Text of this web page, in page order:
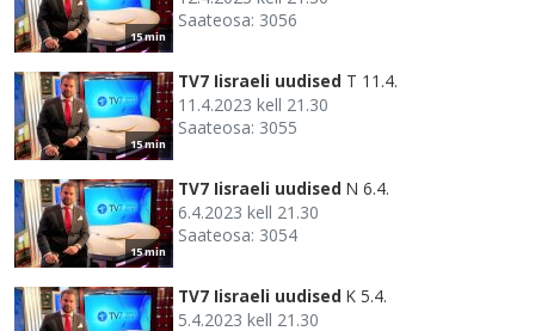
15 min
Saateosa: 3056
15 min
TV7 Iisraeli uudised T 11.4.
11.4.2023 kell 21.30
Saateosa: 3055
15 min
TV7 Iisraeli uudised N 6.4.
6.4.2023 kell 21.30
Saateosa: 3054
TV7 Iisraeli uudised K 5.4.
5.4.2023 kell 21.30